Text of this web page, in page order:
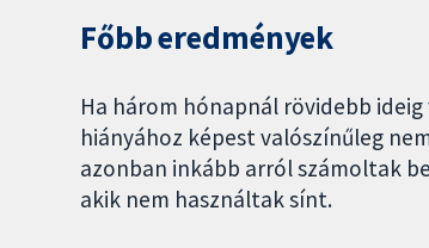
Főbb eredmények
Ha három hónapnál rövidebb
hiányához képest valószínűleg
azonban inkább arról számoltak
akik nem használtak sínt.